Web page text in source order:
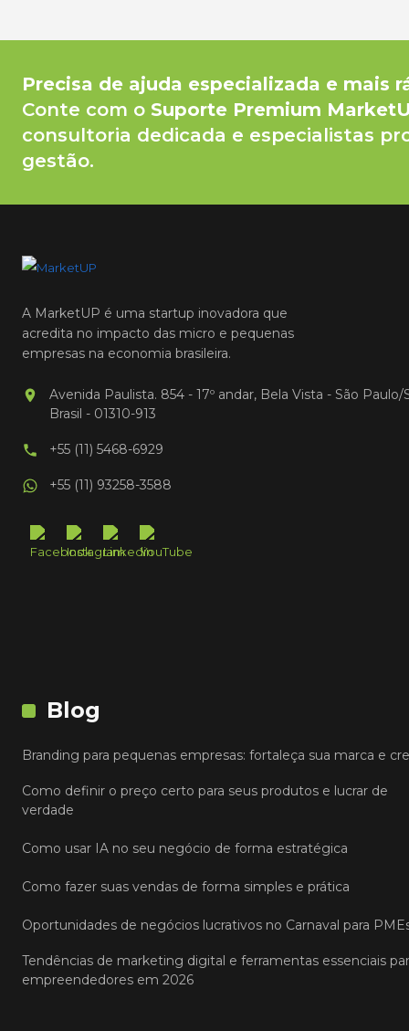
Precisa de ajuda especializada e mais
Conte com o Suporte Premium
consultoria dedicada e especialistas
gestão.
A MarketUP é uma startup inovadora que
acredita no impacto das micro e pequenas
empresas na economia brasileira.
Avenida Paulista. 854 - 17º andar, Bela Vista - São Paulo/
Brasil - 01310-913
+55 (11) 5468-6929
+55 (11) 93258-3588
Blog
Branding para pequenas empresas: fortaleça sua marca e
Como definir o preço certo para seus produtos e lucrar de
verdade
Como usar IA no seu negócio de forma estratégica
Como fazer suas vendas de forma simples e prática
Oportunidades de negócios lucrativos no Carnaval para
Tendências de marketing digital e ferramentas essenciais
empreendedores em 2026